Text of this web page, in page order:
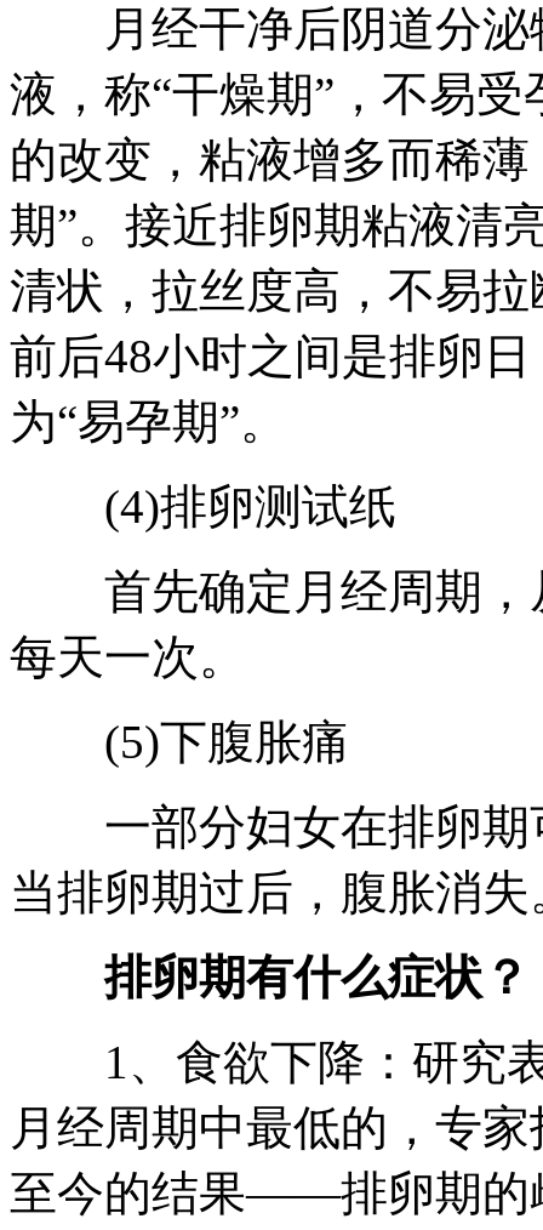
月经干净后阴道分泌
液，称“干燥期”，不易
的改变，粘液增多而稀
期”。接近排卵期粘液清
清状，拉丝度高，不易
前后48小时之间是排卵
为“易孕期”。
(4)排卵测试纸
首先确定月经周期，
每天一次。
(5)下腹胀痛
一部分妇女在排卵期
当排卵期过后，腹胀消失
排卵期有什么症状？
1、食欲下降：研究表
月经周期中最低的，专
至今的结果——排卵期的